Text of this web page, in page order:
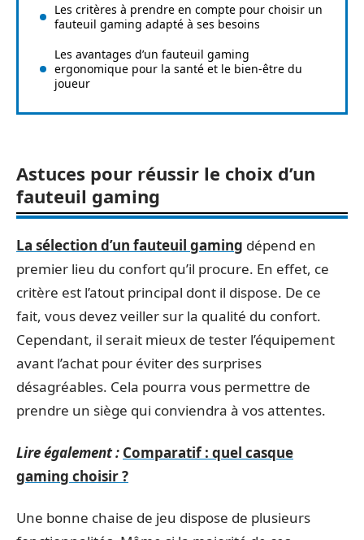
Les critères à prendre en compte pour choisir un
fauteuil gaming adapté à ses besoins
Les avantages d’un fauteuil gaming
ergonomique pour la santé et le bien-être du
joueur
Astuces pour réussir le choix d’un
fauteuil gaming
La sélection d’un fauteuil gaming dépend en
premier lieu du confort qu’il procure. En effet, ce
critère est l’atout principal dont il dispose. De ce
fait, vous devez veiller sur la qualité du confort.
Cependant, il serait mieux de tester l’équipement
avant l’achat pour éviter des surprises
désagréables. Cela pourra vous permettre de
prendre un siège qui conviendra à vos attentes.
Lire également : Comparatif : quel casque
gaming choisir ?
Une bonne chaise de jeu dispose de plusieurs